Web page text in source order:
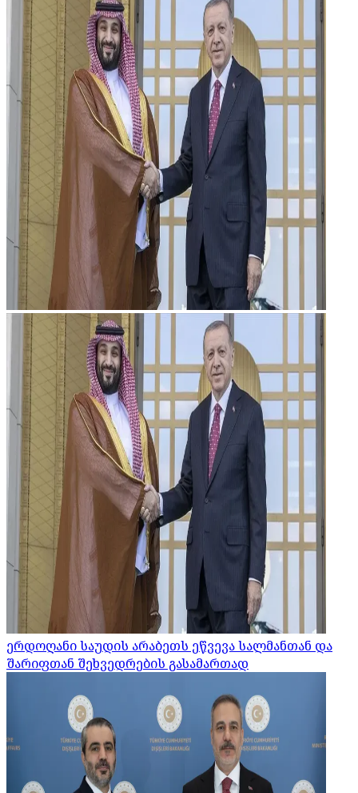
ერდოღანი საუდის არაბეთს ეწვევა სალმანთან და
შარიფთან შეხვედრების გასამართად